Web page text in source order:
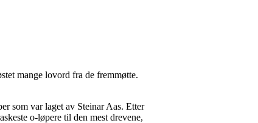
mange lovord fra de fremmøtte.
som var laget av Steinar Aas. Etter
o-løpere til den mest drevene,